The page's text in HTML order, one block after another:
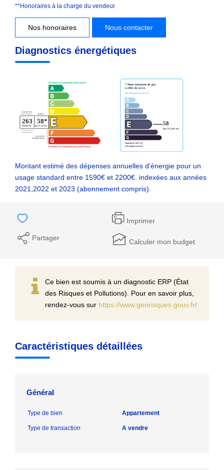
**Honoraires à la charge du vendeur
Nos honoraires Nous contacter
Diagnostics énergétiques
Montant estimé des dépenses annuelles d'énergie pour un
usage standard entre 1590€ et 2200€. indexées aux années
2021,2022 et 2023 (abonnement compris).
Imprimer
Partager Calculer mon budget
Ce bien est soumis à un diagnostic ERP (État
des Risques et Pollutions). Pour en savoir plus,
rendez-vous sur https://www.georisques.gouv.fr/
Caractéristiques détaillées
Général
Type de bien Appartement
Type de transaction A vendre